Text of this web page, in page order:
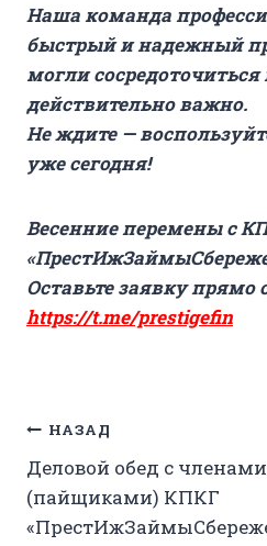
Наша команда
быстрый и надежный
могли сосредоточиться
действительно важно.
Не ждите —
уже сегодня!
Весенние перемены с
Оставьте заявку прямо
https://t.me/prestigefin
Навигация
по
записям
НАЗАД
Деловой обед с членами
(пайщиками) КПКГ